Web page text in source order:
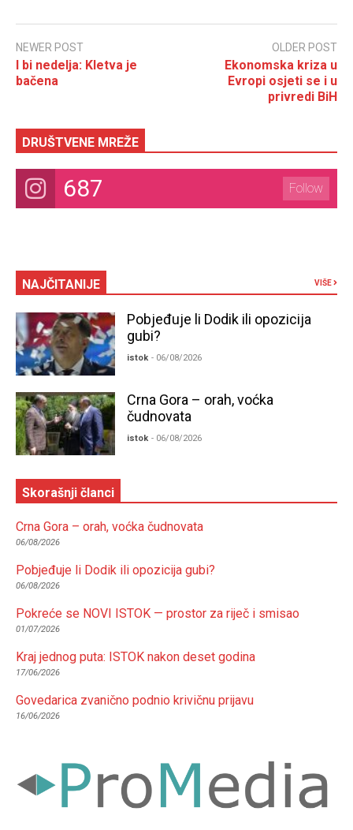
NEWER POST
I bi nedelja: Kletva je
bačena
OLDER POST
Ekonomska kriza u
Evropi osjeti se i u
privredi BiH
DRUŠTVENE MREŽE
687 Follow
NAJČITANIJE VIŠE
Pobjeđuje li Dodik ili opozicija
gubi?
istok - 06/08/2026
Crna Gora – orah, voćka
čudnovata
istok - 06/08/2026
Skorašnji članci
Crna Gora – orah, voćka čudnovata
06/08/2026
Pobjeđuje li Dodik ili opozicija gubi?
06/08/2026
Pokreće se NOVI ISTOK — prostor za riječ i smisao
01/07/2026
Kraj jednog puta: ISTOK nakon deset godina
17/06/2026
Govedarica zvanično podnio krivičnu prijavu
16/06/2026